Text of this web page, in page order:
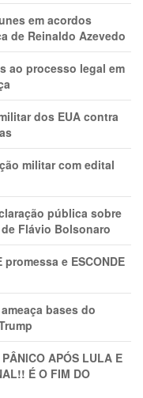
em acordos
de Reinaldo Azevedo
ao processo legal em
dos EUA contra
militar com edital
pública sobre
Flávio Bolsonaro
e ESCONDE
bases do
APÓS LULA E
É O FIM DO